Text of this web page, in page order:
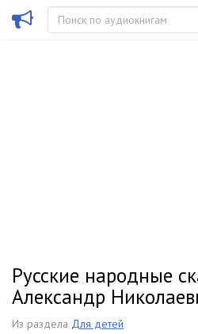
Русские народные
Александр
Из раздела Для детей